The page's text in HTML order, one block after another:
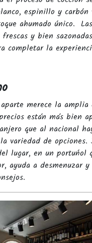
espinillo y carbón
ahumado único.
frescas y bien
completar la
merece la amplia
están más bien
que al nacional
variedad de opciones.
lugar, en un portuńol
ayuda a desmenuzar y